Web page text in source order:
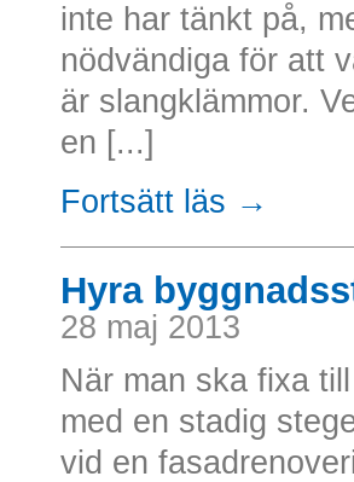
inte har tänkt på,
nödvändiga för att
är slangklämmor.
en [...]
Fortsätt läs →
Hyra
28 maj 2013
När man ska fixa
med en stadig
vid en